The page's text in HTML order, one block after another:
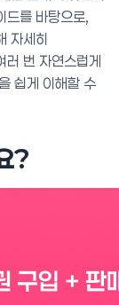
드를 바탕으로,
자세히
러 번 자연스럽게
쉽게 이해할 수
?